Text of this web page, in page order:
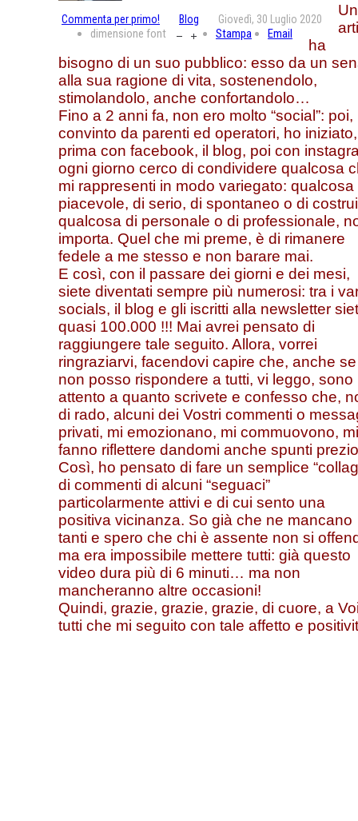
Commenta per primo! Blog Giovedì, 30 Luglio 2020
dimensione font Stampa Email
Un
ha
bisogno di un suo pubblico: esso da un
alla sua ragione di vita, sostenendolo,
stimolandolo, anche confortandolo…
Fino a 2 anni fa, non ero molto “social”: poi,
convinto da parenti ed operatori, ho iniziato,
prima con facebook, il blog, poi con
ogni giorno cerco di condividere qualcosa
mi rappresenti in modo variegato: qualcosa
piacevole, di serio, di spontaneo o di
qualcosa di personale o di professionale,
importa. Quel che mi preme, è di rimanere
fedele a me stesso e non barare mai.
E così, con il passare dei giorni e dei mesi,
siete diventati sempre più numerosi: tra i
socials, il blog e gli iscritti alla newsletter
quasi 100.000 !!! Mai avrei pensato di
raggiungere tale seguito. Allora, vorrei
ringraziarvi, facendovi capire che, anche se
non posso rispondere a tutti, vi leggo, sono
attento a quanto scrivete e confesso che,
di rado, alcuni dei Vostri commenti o
privati, mi emozionano, mi commuovono, mi
fanno riflettere dandomi anche spunti
Così, ho pensato di fare un semplice
di commenti di alcuni “seguaci”
particolarmente attivi e di cui sento una
positiva vicinanza. So già che ne mancano
tanti e spero che chi è assente non si
ma era impossibile mettere tutti: già questo
video dura più di 6 minuti… ma non
mancheranno altre occasioni!
Quindi, grazie, grazie, grazie, di cuore, a
tutti che mi seguito con tale affetto e